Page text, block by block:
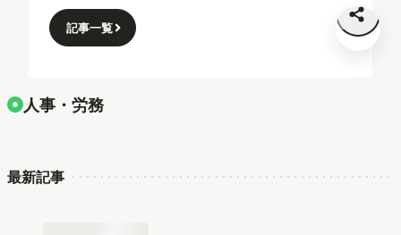
記事一覧
人事・労務
最新記事